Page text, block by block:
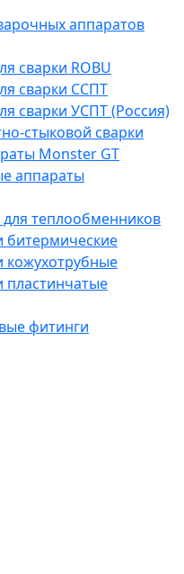
аппаратов
сварки ROBU
сварки ССПТ
сварки УСПТ (Россия)
стыковой сварки
Monster GT
аппараты
теплообменников
битермические
кожухотрубные
пластинчатые
фитинги